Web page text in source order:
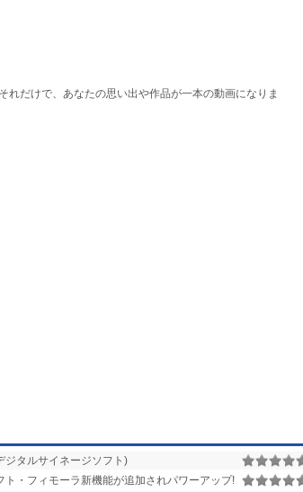
だけで、あなたの思い出や作品が一本の動画になりま
ジタルサイネージソフト)
ト・フィモーラ新機能が追加されパワーアップ!